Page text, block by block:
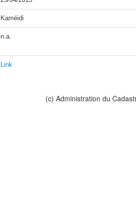
Kaméidi
n.a.
Link
(c) Administration du